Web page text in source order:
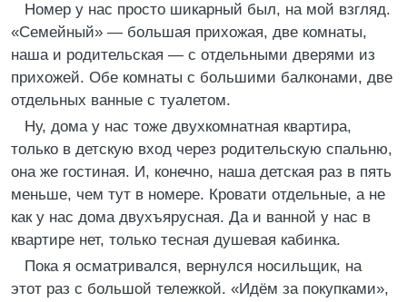
Номер у нас просто шикарный был, на мой взгляд.
«Семейный» — большая прихожая, две комнаты,
наша и родительская — с отдельными дверями из
прихожей. Обе комнаты с большими балконами, две
отдельных ванные с туалетом.
Ну, дома у нас тоже двухкомнатная квартира,
только в детскую вход через родительскую спальню,
она же гостиная. И, конечно, наша детская раз в пять
меньше, чем тут в номере. Кровати отдельные, а не
как у нас дома двухъярусная. Да и ванной у нас в
квартире нет, только тесная душевая кабинка.
Пока я осматривался, вернулся носильщик, на
этот раз с большой тележкой. «Идём за покупками»,